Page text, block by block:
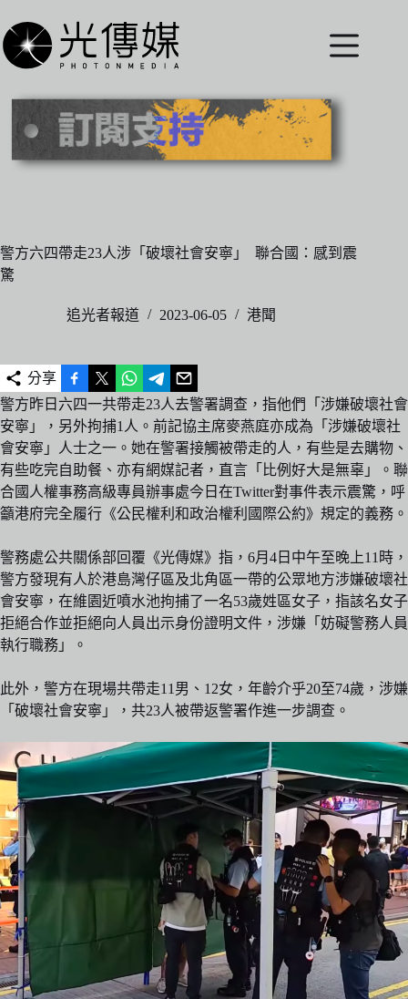
至
主
內
警方六四帶走23人涉「破壞社會安寧」 聯合國：感到震
驚
追光者報道 2023-06-05 港聞
分享
警方昨日六四一共帶走23人去警署調查，指他們「涉嫌破壞社會
安寧」，另外拘捕1人。前記協主席麥燕庭亦成為「涉嫌破壞社
會安寧」人士之一。她在警署接觸被帶走的人，有些是去購物、
有些吃完自助餐、亦有網媒記者，直言「比例好大是無辜」。聯
合國人權事務高級專員辦事處今日在Twitter對事件表示震驚，呼
籲港府完全履行《公民權利和政治權利國際公約》規定的義務。
警務處公共關係部回覆《光傳媒》指，6月4日中午至晚上11時，
警方發現有人於港島灣仔區及北角區一帶的公眾地方涉嫌破壞社
會安寧，在維園近噴水池拘捕了一名53歲姓區女子，指該名女子
拒絕合作並拒絕向人員出示身份證明文件，涉嫌「妨礙警務人員
執行職務」。
此外，警方在現場共帶走11男、12女，年齡介乎20至74歲，涉嫌
「破壞社會安寧」，共23人被帶返警署作進一步調查。